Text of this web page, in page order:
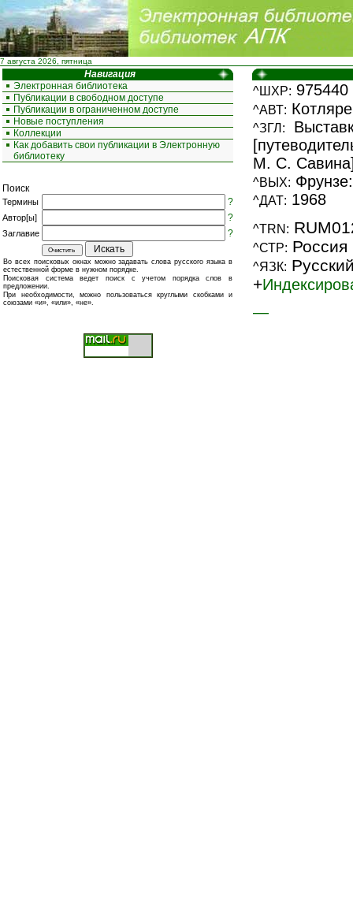
7 августа 2026, пятница
Навигация
Электронная библиотека
Публикации в свободном доступе
Публикации в ограниченном доступе
Новые поступления
Коллекции
Как добавить свои публикации в Электронную
библиотеку
Поиск
Термины ?
Автор[ы] ?
Заглавие ?
Во всех поисковых окнах можно задавать слова русского языка в
естественной форме в нужном порядке.
Поисковая система ведет поиск с учетом порядка слов в
предложении.
При необходимости, можно пользоваться круглыми скобками и
союзами «и», «или», «не».
^ШХР: 975440
^АВТ:
^ЗГЛ:
М. С.
^ВЫХ:
^ДАТ: 1968
^TRN:
^СТР: Россия
^ЯЗК:
+
—